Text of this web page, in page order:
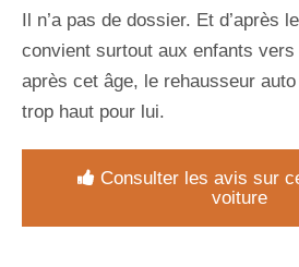
Il n’a pas de dossier. Et d’après
convient surtout aux enfants
après cet âge, le rehausseur
trop haut pour lui.
Consulter les avis sur
voiture